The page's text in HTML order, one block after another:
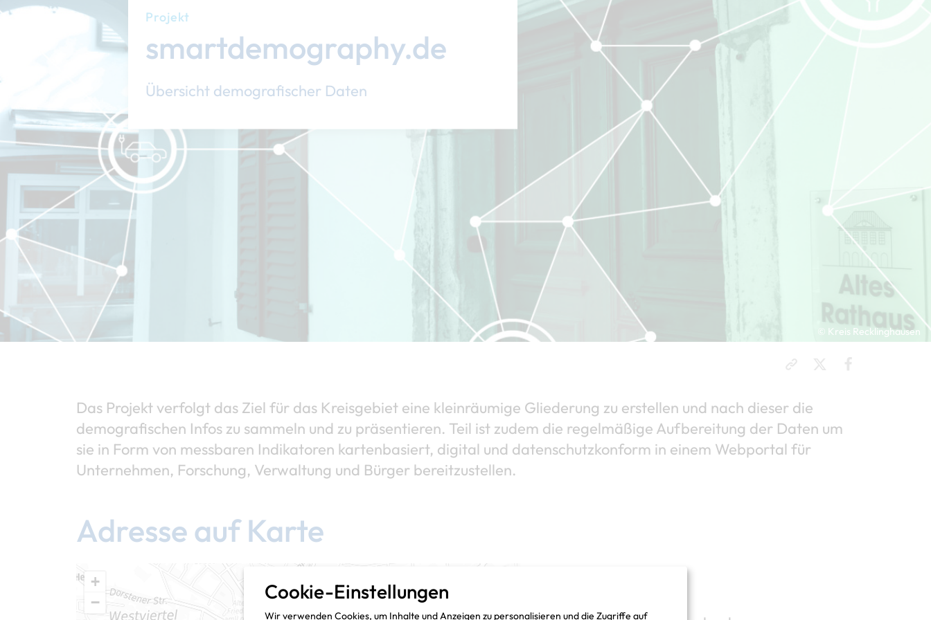
© Kreis Recklinghausen
Projekt
smartdemography.de
Übersicht demografischer Daten
Das Projekt verfolgt das Ziel für das Kreisgebiet eine kleinräumige Gliederung zu erstellen und nach dieser die
demografischen Infos zu sammeln und zu präsentieren. Teil ist zudem die regelmäßige Aufbereitung der Daten um
sie in Form von messbaren Indikatoren kartenbasiert, digital und datenschutzkonform in einem Webportal für
Unternehmen, Forschung, Verwaltung und Bürger bereitzustellen.
Adresse auf Karte
+
−
Cookie-Einstellungen
Wir verwenden Cookies, um Inhalte und Anzeigen zu personalisieren und die Zugriffe auf